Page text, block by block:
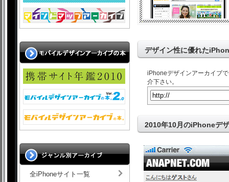
デザイン性に優れた
iPhoneデザインアーカイブ
介下さい。
2010年10月のiPhoneデ
全iPhoneサイト一覧